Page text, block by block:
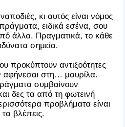
κι αυτός είναι νόμος
ειδικά εσένα, σου
άλλα. Πραγματικά, το κάθε
σημεία.
προκύπτουν αντιξοότητες
αφήνεσαι στη… μαυρίλα.
συμβαίνουν
δες τα από τη φωτεινή
προβλήματα είναι
βλέπεις.